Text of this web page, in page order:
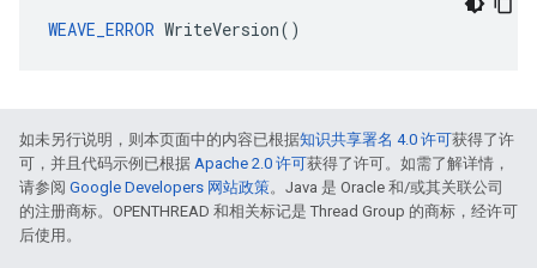
WEAVE_ERROR WriteVersion()
如未另行说明，则本页面中的内容已根据知识共享署名 4.0 许可获得了许
可，并且代码示例已根据 Apache 2.0 许可获得了许可。如需了解详情，
请参阅 Google Developers 网站政策。Java 是 Oracle 和/或其关联公司
的注册商标。OPENTHREAD 和相关标记是 Thread Group 的商标，经许可
后使用。